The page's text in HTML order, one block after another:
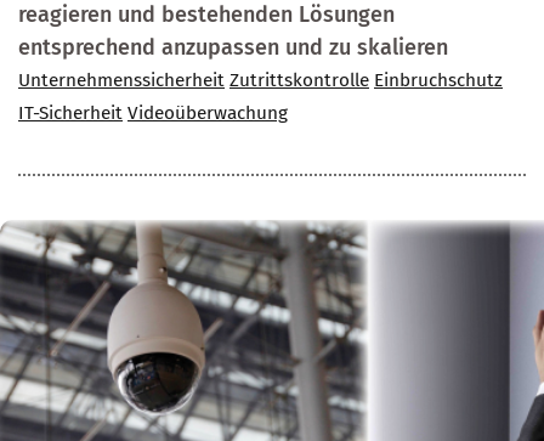
reagieren und bestehenden Lösungen
entsprechend anzupassen und zu skalieren
Unternehmenssicherheit Zutrittskontrolle Einbruchschutz
IT-Sicherheit Videoüberwachung